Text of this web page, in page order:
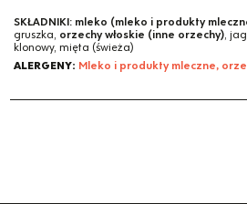
SKŁADNIKI: mleko (mleko i produkty
gruszka, orzechy włoskie (inne orzechy),
klonowy, mięta (świeża)
ALERGENY: Mleko i produkty mleczne,